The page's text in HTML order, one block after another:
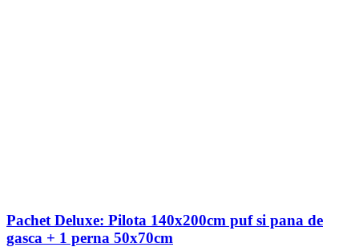
Pachet Deluxe: Pilota 140x200cm puf si pana de
gasca + 1 perna 50x70cm